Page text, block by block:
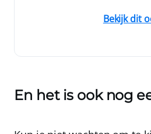
Bekijk dit
En het is ook nog